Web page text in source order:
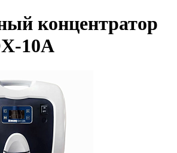
концентратор
10A